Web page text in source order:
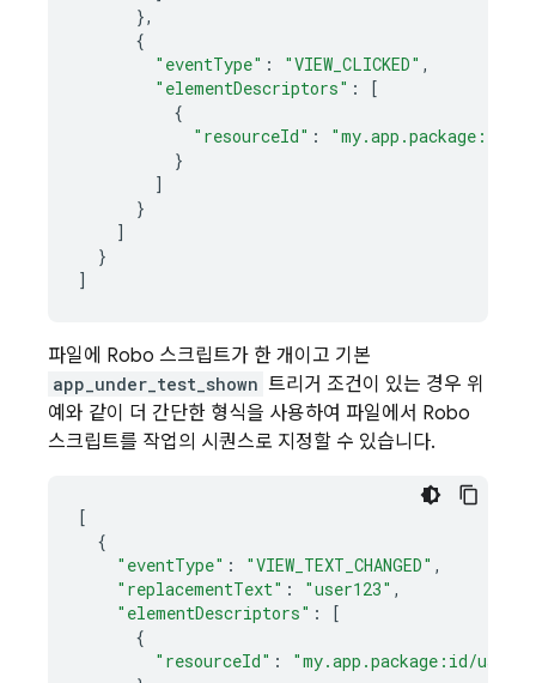
},
{
"eventType" : "VIEW_CLICKED" ,
"elementDescriptors" :
[
{
"resourceId" :
"my.app.package:id/
}
]
}
]
}
]
파일에 Robo 스크립트가 한 개이고 기본
app_under_test_shown 트리거 조건이 있는 경우 위
예와 같이 더 간단한 형식을 사용하여 파일에서 Robo
스크립트를 작업의 시퀀스로 지정할 수 있습니다.
[
{
"eventType" : "VIEW_TEXT_CHANGED" ,
"replacementText" : "user123" ,
"elementDescriptors" :
[
{
"resourceId" :
"my.app.package:id/